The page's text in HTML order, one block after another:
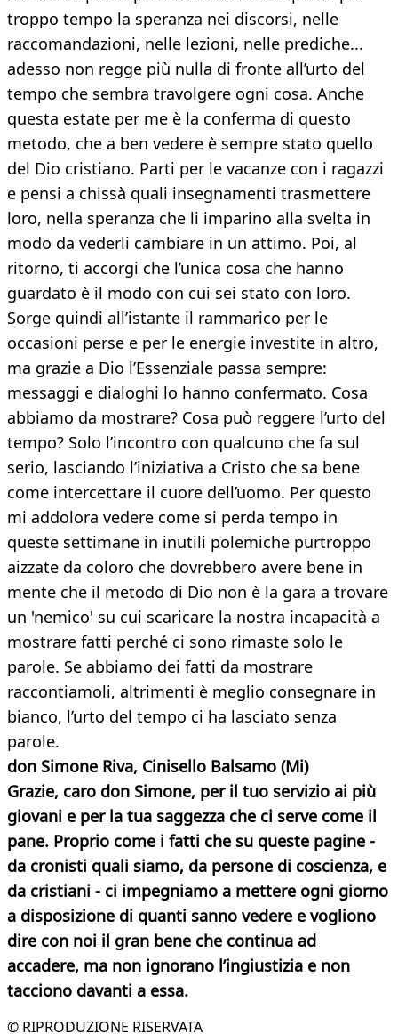
troppo tempo la speranza nei discorsi, nelle
raccomandazioni, nelle lezioni, nelle prediche...
adesso non regge più nulla di fronte all’urto del
tempo che sembra travolgere ogni cosa. Anche
questa estate per me è la conferma di questo
metodo, che a ben vedere è sempre stato quello
del Dio cristiano. Parti per le vacanze con i ragazzi
e pensi a chissà quali insegnamenti trasmettere
loro, nella speranza che li imparino alla svelta in
modo da vederli cambiare in un attimo. Poi, al
ritorno, ti accorgi che l’unica cosa che hanno
guardato è il modo con cui sei stato con loro.
Sorge quindi all’istante il rammarico per le
occasioni perse e per le energie investite in altro,
ma grazie a Dio l’Essenziale passa sempre:
messaggi e dialoghi lo hanno confermato. Cosa
abbiamo da mostrare? Cosa può reggere l’urto del
tempo? Solo l’incontro con qualcuno che fa sul
serio, lasciando l’iniziativa a Cristo che sa bene
come intercettare il cuore dell’uomo. Per questo
mi addolora vedere come si perda tempo in
queste settimane in inutili polemiche purtroppo
aizzate da coloro che dovrebbero avere bene in
mente che il metodo di Dio non è la gara a trovare
un 'nemico' su cui scaricare la nostra incapacità a
mostrare fatti perché ci sono rimaste solo le
parole. Se abbiamo dei fatti da mostrare
raccontiamoli, altrimenti è meglio consegnare in
bianco, l’urto del tempo ci ha lasciato senza
parole.
don Simone Riva, Cinisello Balsamo (Mi)
Grazie, caro don Simone, per il tuo servizio ai più
giovani e per la tua saggezza che ci serve come il
pane. Proprio come i fatti che su queste pagine -
da cronisti quali siamo, da persone di coscienza, e
da cristiani - ci impegniamo a mettere ogni giorno
a disposizione di quanti sanno vedere e vogliono
dire con noi il gran bene che continua ad
accadere, ma non ignorano l’ingiustizia e non
tacciono davanti a essa.
© RIPRODUZIONE RISERVATA